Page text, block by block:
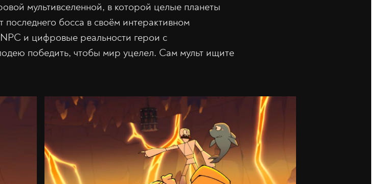
мультивселенной, в которой целые планеты
последнего босса в своём интерактивном
и цифровые реальности герои с
победить, чтобы мир уцелел. Сам мульт ищите